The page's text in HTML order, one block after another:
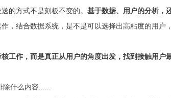
的方式不是刻板不变的。 基于数据、用户的分析，
，结合数据系统，是不是可以选择出高粘度的用
工作，而是真正从用户的角度出发，找到接触用户
除什么内容......